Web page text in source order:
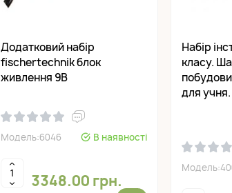
Додатковий набір
fisсhertechnik блок
живлення 9В
Модель:6046 В наявності
3348.00 грн.
Набір
класу.
побудови
для учня.